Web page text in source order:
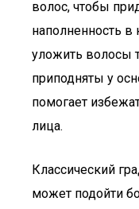
волос, чтобы
наполненность
уложить волосы
приподняты у
помогает
лица.
Классический
может подойти